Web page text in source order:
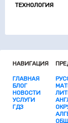
ТЕХНОЛОГИЯ
НАВИГАЦИЯ
ГЛАВНАЯ
БЛОГ
НОВОСТИ
УСЛУГИ
ГДЗ